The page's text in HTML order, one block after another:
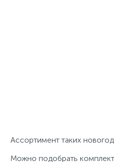
Ассортимент таких
Можно подобрать